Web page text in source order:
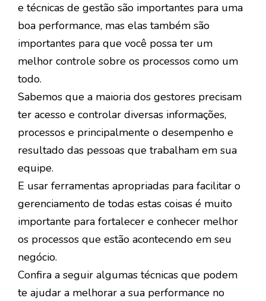
e técnicas de gestão são importantes para uma
boa performance, mas elas também são
importantes para que você possa ter um
melhor controle sobre os processos como um
todo.
Sabemos que a maioria dos gestores precisam
ter acesso e controlar diversas informações,
processos e principalmente o desempenho e
resultado das pessoas que trabalham em sua
equipe.
E usar ferramentas apropriadas para facilitar o
gerenciamento de todas estas coisas é muito
importante para fortalecer e conhecer melhor
os processos que estão acontecendo em seu
negócio.
Confira a seguir algumas técnicas que podem
te ajudar a melhorar a sua performance no